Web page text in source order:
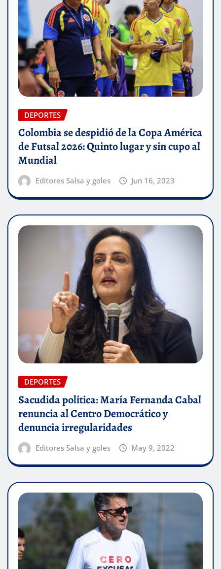
DEPORTES
Colombia se despidió de la Copa América
de Futsal 2026: Quinto lugar y sin cupo al
Mundial
Editores Salsa y goles Jun 16, 2023
DEPORTES
Sacudida política: María Fernanda Cabal
renuncia al Centro Democrático y
denuncia irregularidades
Editores Salsa y goles May 9, 2022